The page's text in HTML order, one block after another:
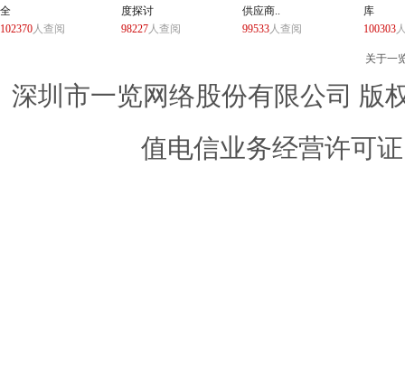
全
102370人查阅
度探讨
98227人查阅
供应商..
99533人查阅
库
100303
关于一
深圳市一览网络股份有限公司 版
值电信业务经营许可